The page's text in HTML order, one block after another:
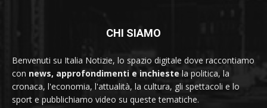
CHI SIAMO
Benvenuti su Italia Notizie, lo spazio digitale dove raccontiamo
con news, approfondimenti e inchieste la politica, la
cronaca, l'economia, l'attualità, la cultura, gli spettacoli e lo
sport e pubblichiamo video su queste tematiche.